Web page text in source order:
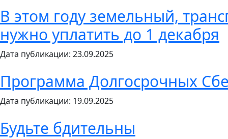
В этом году земельный,
нужно уплатить до 1 декабря
Дата публикации: 23.09.2025
Программа Долгосрочных
Дата публикации: 19.09.2025
Будьте бдительны